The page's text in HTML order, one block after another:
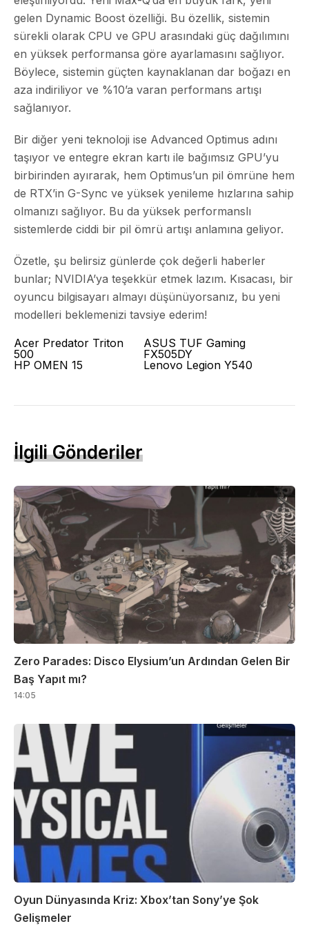
gelen Dynamic Boost özelliği. Bu özellik, sistemin
sürekli olarak CPU ve GPU arasındaki güç dağılımını
en yüksek performansa göre ayarlamasını sağlıyor.
Böylece, sistemin güçten kaynaklanan dar boğazı en
aza indiriliyor ve %10’a varan performans artışı
sağlanıyor.
Bir diğer yeni teknoloji ise Advanced Optimus adını
taşıyor ve entegre ekran kartı ile bağımsız GPU’yu
birbirinden ayırarak, hem Optimus’un pil ömrüne hem
de RTX’in G-Sync ve yüksek yenileme hızlarına sahip
olmanızı sağlıyor. Bu da yüksek performanslı
sistemlerde ciddi bir pil ömrü artışı anlamına geliyor.
Özetle, şu belirsiz günlerde çok değerli haberler
bunlar; NVIDIA’ya teşekkür etmek lazım. Kısacası, bir
oyuncu bilgisayarı almayı düşünüyorsanız, bu yeni
modelleri beklemenizi tavsiye ederim!
Acer Predator Triton
500
ASUS TUF Gaming
FX505DY
HP OMEN 15
Lenovo Legion Y540
İlgili Gönderiler
Zero Parades: Disco Elysium’un Ardından Gelen Bir
Baş Yapıt mı?
14:05
Oyun Dünyasında Kriz: Xbox’tan Sony’ye Şok
Gelişmeler